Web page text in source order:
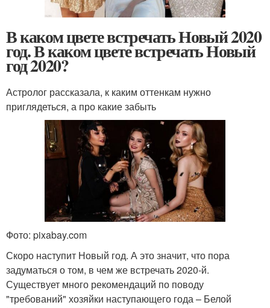
В каком цвете встречать Новый 2020
год. В каком цвете встречать Новый
год 2020?
Астролог рассказала, к каким оттенкам нужно
приглядеться, а про какие забыть
Фото: pixabay.com
Скоро наступит Новый год. А это значит, что пора
задуматься о том, в чем же встречать 2020-й.
Существует много рекомендаций по поводу
"требований" хозяйки наступающего года – Белой